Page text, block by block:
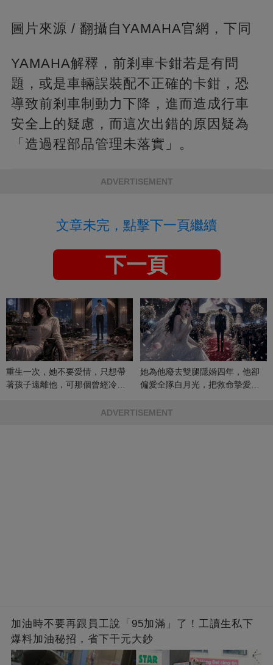
圖片來源 / 翻攝自YAMAHA官網，下同
YAMAHA解釋，前剎車卡鉗若是有問
題，或是車輛誤裝配不正確的卡鉗，恐
導致前剎車制動力下降，進而造成行車
安全上的疑慮，而這次出錯的原因疑為
「造過程部品管理未落實」。
ADVERTISEMENT
文章未完，點擊下一頁繼續
下一頁
重生一次，她不要愛情，只想帶
著孩子遠離他，可那個曾經冷漠
她為他廢去雙腿隱婚四年，他卻
偏愛全隊白月光，把救命摯愛當
ADVERTISEMENT
加油時不要再跟員工說「95加滿」了！工讀生私下
爆料加油秘招，省下千元大鈔